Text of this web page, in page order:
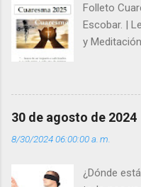
y
árbol sin
que al
super
gracia de
Día (+ Leer
Folleto
Escobar. |
y
30 de agosto de 2024
8/30/2024 06:00:00 a. m.
¿Dónde